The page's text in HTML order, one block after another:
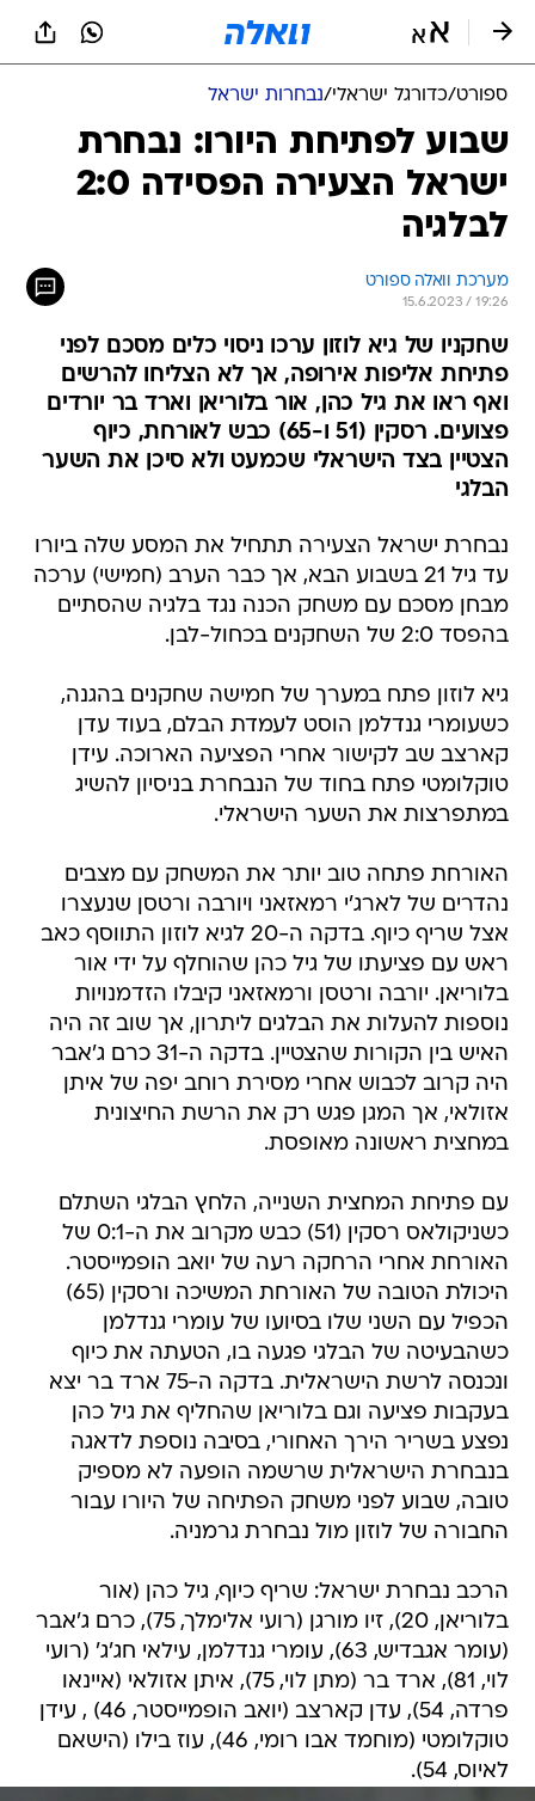
ספורט/כדורגל ישראלי/נבחרות ישראל
שבוע לפתיחת היורו: נבחרת
ישראל הצעירה הפסידה 2:0
לבלגיה
מערכת וואלה ספורט
15.6.2023 / 19:26
שחקניו של גיא לוזון ערכו ניסוי כלים מסכם לפני
פתיחת אליפות אירופה, אך לא הצליחו להרשים
ואף ראו את גיל כהן, אור בלוריאן וארד בר יורדים
פצועים. רסקין (51 ו-65) כבש לאורחת, כיוף
הצטיין בצד הישראלי שכמעט ולא סיכן את השער
הבלגי
נבחרת ישראל הצעירה תתחיל את המסע שלה ביורו
עד גיל 21 בשבוע הבא, אך כבר הערב (חמישי) ערכה
מבחן מסכם עם משחק הכנה נגד בלגיה שהסתיים
בהפסד 2:0 של השחקנים בכחול-לבן.
גיא לוזון פתח במערך של חמישה שחקנים בהגנה,
כשעומרי גנדלמן הוסט לעמדת הבלם, בעוד עדן
קארצב שב לקישור אחרי הפציעה הארוכה. עידן
טוקלומטי פתח בחוד של הנבחרת בניסיון להשיג
במתפרצות את השער הישראלי.
האורחת פתחה טוב יותר את המשחק עם מצבים
נהדרים של לארג'י רמאזאני ויורבה ורטסן שנעצרו
אצל שריף כיוף. בדקה ה-20 לגיא לוזון התווסף כאב
ראש עם פציעתו של גיל כהן שהוחלף על ידי אור
בלוריאן. יורבה ורטסן ורמאזאני קיבלו הזדמנויות
נוספות להעלות את הבלגים ליתרון, אך שוב זה היה
האיש בין הקורות שהצטיין. בדקה ה-31 כרם ג'אבר
היה קרוב לכבוש אחרי מסירת רוחב יפה של איתן
אזולאי, אך המגן פגש רק את הרשת החיצונית
במחצית ראשונה מאופסת.
עם פתיחת המחצית השנייה, הלחץ הבלגי השתלם
כשניקולאס רסקין (51) כבש מקרוב את ה-0:1 של
האורחת אחרי הרחקה רעה של יואב הופמייסטר.
היכולת הטובה של האורחת המשיכה ורסקין (65)
הכפיל עם השני שלו בסיועו של עומרי גנדלמן
כשהבעיטה של הבלגי פגעה בו, הטעתה את כיוף
ונכנסה לרשת הישראלית. בדקה ה-75 ארד בר יצא
בעקבות פציעה וגם בלוריאן שהחליף את גיל כהן
נפצע בשריר הירך האחורי, בסיבה נוספת לדאגה
בנבחרת הישראלית שרשמה הופעה לא מספיק
טובה, שבוע לפני משחק הפתיחה של היורו עבור
החבורה של לוזון מול נבחרת גרמניה.
הרכב נבחרת ישראל: שריף כיוף, גיל כהן (אור
בלוריאן, 20), זיו מורגן (רועי אלימלך, 75), כרם ג'אבר
(עומר אגבדיש, 63), עומרי גנדלמן, עילאי חג'ג' (רועי
לוי, 81), ארד בר (מתן לוי, 75), איתן אזולאי (איינאו
פרדה, 54), עדן קארצב (יואב הופמייסטר, 46) , עידן
טוקלומטי (מוחמד אבו רומי, 46), עוז בילו (הישאם
לאיוס, 54).